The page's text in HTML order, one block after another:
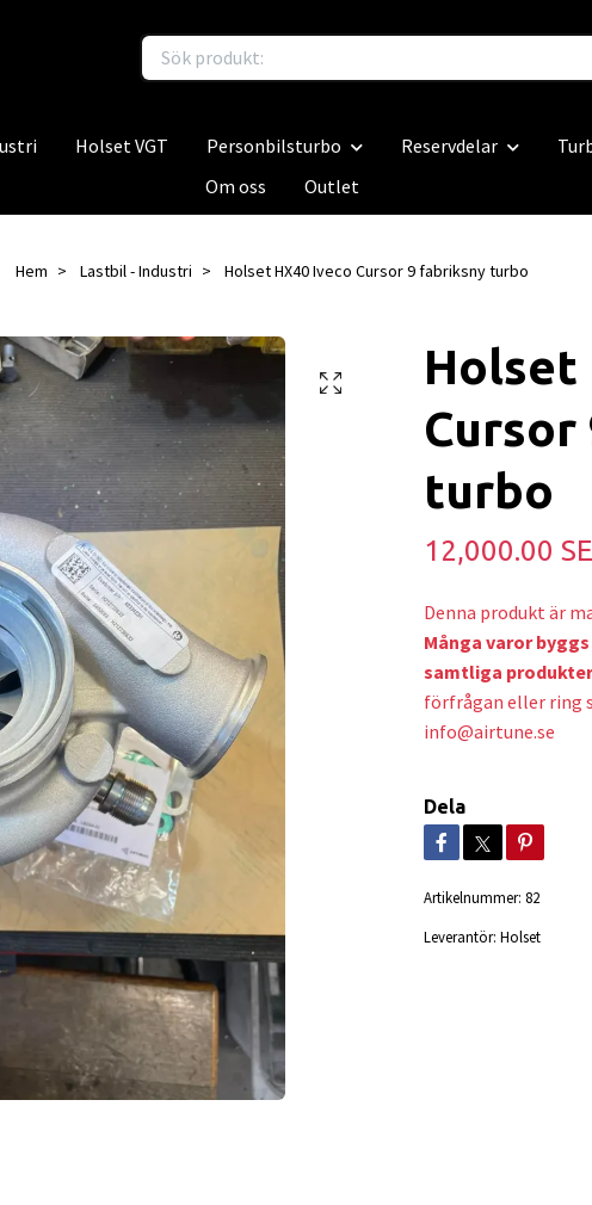
Holset VGT Personbilsturbo Reservdelar
Om oss
Outlet
Hem Lastbil - Industri Holset HX40 Iveco Cursor 9 fabriksny turbo
Holset
turbo
12,000.00
Denna produkt är
Många varor
samtliga
förfrågan eller ring
info@airtune.se
Dela
Artikelnummer: 82
Leverantör: Holset